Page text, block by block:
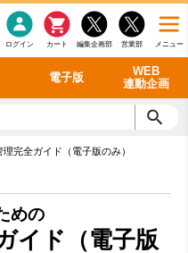
メニュー
営業部
編集企画部
カート
ログイン
電子版
WEB
連動企画
看護・介護
シリーズ一覧
号 バックナンバー
動画
動画
完全ガイド（電子版のみ）
めの
イド（電子版